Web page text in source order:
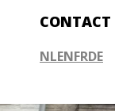
CONTACT
NLENFRDE